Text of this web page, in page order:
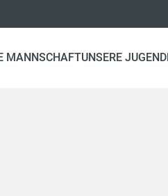
MANNSCHAFTUNSERE JUGEND